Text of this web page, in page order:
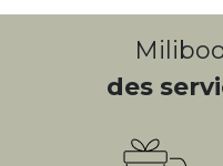
des